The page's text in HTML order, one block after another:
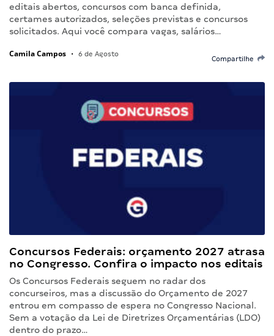
editais abertos, concursos com banca definida,
certames autorizados, seleções previstas e concursos
solicitados. Aqui você compara vagas, salários…
Camila Campos • 6 de Agosto
Compartilhe
Concursos Federais: orçamento 2027 atrasa
no Congresso. Confira o impacto nos editais
Os Concursos Federais seguem no radar dos
concurseiros, mas a discussão do Orçamento de 2027
entrou em compasso de espera no Congresso Nacional.
Sem a votação da Lei de Diretrizes Orçamentárias (LDO)
dentro do prazo…